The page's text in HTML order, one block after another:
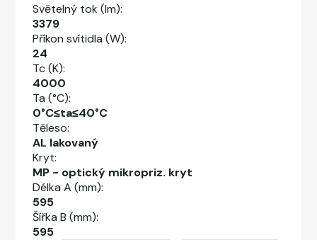
Světelný tok (lm):
3379
Příkon svítidla (W):
24
Tc (K):
4000
Ta (°C):
0°C≤ta≤40°C
Těleso:
AL lakovaný
Kryt:
MP - optický mikropriz. kryt
Délka A (mm):
595
Šířka B (mm):
595